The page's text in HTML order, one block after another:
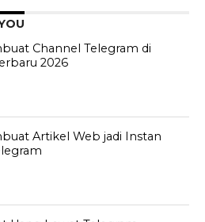
Channel Telegram di
2026
Artikel Web jadi Instan